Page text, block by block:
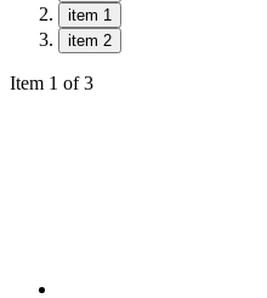
item 1
item 2
Item 1 of 3